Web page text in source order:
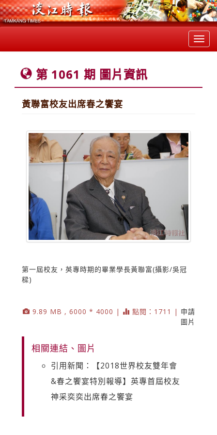
第 1061 期 圖片資訊
黃聯富校友出席春之饗宴
第一屆校友，英專時期的畢業學長黃聯富(攝影/吳冠
樑)
9.89 MB , 6000 * 4000 | 點閱：1711 | 申請
圖片
相關連結、圖片
引用新聞：【2018世界校友雙年會
&春之饗宴特別報導】英專首屆校友
神采奕奕出席春之饗宴